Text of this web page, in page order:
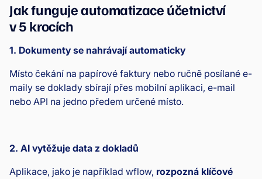
Jak funguje automatizace účetnictví
v 5 krocích
1. Dokumenty se nahrávají automaticky
Místo čekání na papírové faktury nebo ručně posílané e-
maily se doklady sbírají přes mobilní aplikaci, e-mail
nebo API na jedno předem určené místo.
2. AI vytěžuje data z dokladů
Aplikace, jako je například wflow, rozpozná klíčové